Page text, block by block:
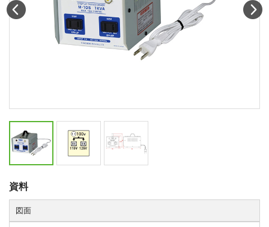
資料
図面